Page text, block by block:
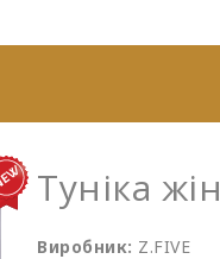
Туніка
Виробник: Z.FIVE